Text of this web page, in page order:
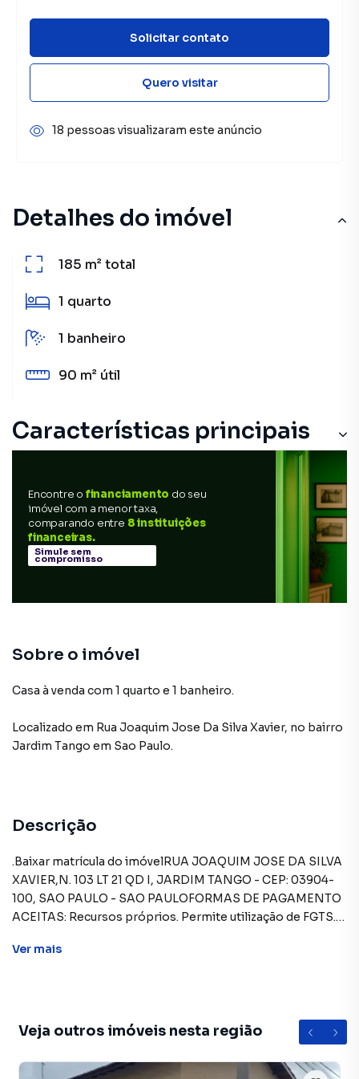
Detalhes do imóvel
185 m²total
1 quarto
1 banheiro
90 m² útil
Características principais
Encontre o financiamento do seu
imóvel com a menor taxa,
comparando entre 8 instituições
financeiras.
Simule sem
compromisso
Sobre o imóvel
Casa à venda com 1 quarto e 1 banheiro.
Localizado em Rua Joaquim Jose Da Silva Xavier, no bairro
Jardim Tango em Sao Paulo.
Descrição
.Baixar matrícula do imóvelRUA JOAQUIM JOSE DA SILVA
XAVIER,N. 103 LT 21 QD I, JARDIM TANGO - CEP: 03904-
100, SAO PAULO - SAO PAULOFORMAS DE PAGAMENTO
ACEITAS: Recursos próprios. Permite utilização de FGTS.
financiamento - somente SBPE. Consulte condições antes
relação ao valor de avaliação do imóvel. A CAIXA realizará o
pagamento apenas do valor que exceder o limite de 10%
do valor de avaliação. Tributos: Sob responsabilidade do
Ver mais
Veja outros imóveis nesta região
Solicitar contato
Quero visitar
18 pessoas visualizaram este anúncio